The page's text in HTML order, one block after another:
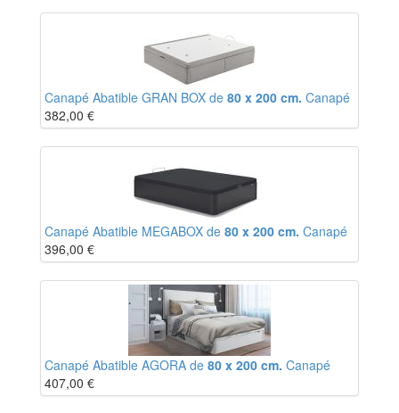
Canapé Abatible GRAN BOX de 80 x 200 cm. Canapé
382,00 €
Canapé Abatible MEGABOX de 80 x 200 cm. Canapé
396,00 €
Canapé Abatible AGORA de 80 x 200 cm. Canapé
407,00 €